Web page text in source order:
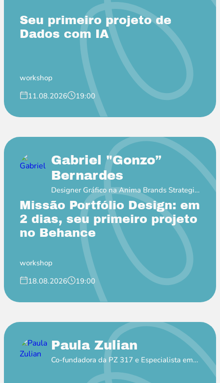
Seu primeiro projeto de
Dados com IA
workshop
11.08.2026
19:00
Gabriel "Gonzo”
Bernardes
Designer Gráfico na Anima Brands Strategic
Soulful Design
Missão Portfólio Design: em
2 dias, seu primeiro projeto
no Behance
workshop
18.08.2026
19:00
Paula Zulian
Co-fundadora da PZ 317 e Especialista em
MKT de Influência